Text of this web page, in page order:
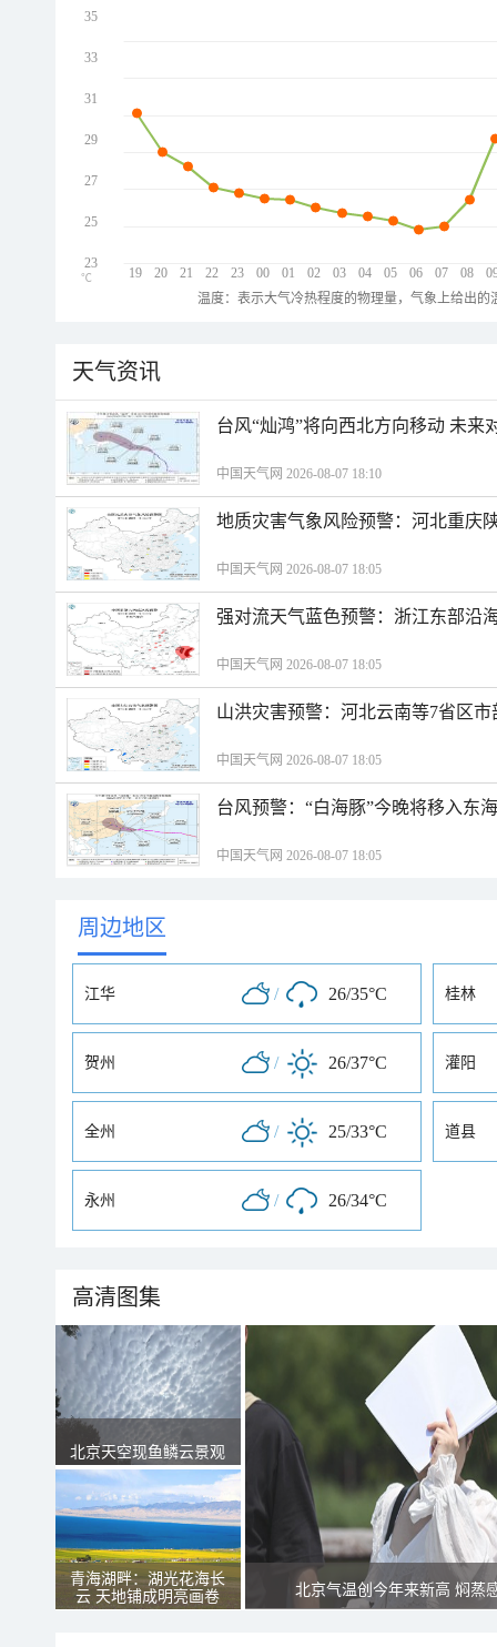
19 20 21 22 23 00 01 02 03 04 05 06 07 08
35
33
31
29
27
25
23
℃
温度：表示大气冷热程度的物理量，气象上给出
天气资讯
台风“灿鸿”将向西北方向移动 未来
中国天气网 2026-08-07 18:10
地质灾害气象风险预警：河北重庆
中国天气网 2026-08-07 18:05
强对流天气蓝色预警：浙江东部沿
中国天气网 2026-08-07 18:05
山洪灾害预警：河北云南等7省区
中国天气网 2026-08-07 18:05
台风预警：“白海豚”今晚将移入东
中国天气网 2026-08-07 18:05
周边地区
江华 / 26/35°C 桂林
贺州 / 26/37°C 灌阳
全州 / 25/33°C 道县
永州 / 26/34°C
高清图集
北京天空现鱼鳞云景观
青海湖畔：湖光花海长
云 天地铺成明亮画卷
北京气温创今年来新高 焖蒸